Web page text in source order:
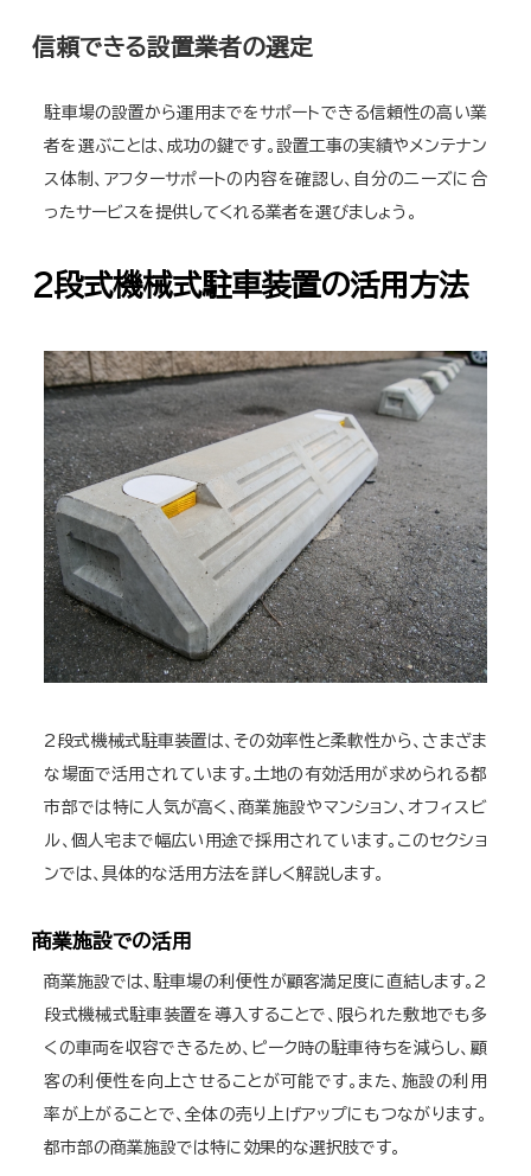
信頼できる設置業者の選定
駐車場の設置から運用までをサポートできる信頼性の高い業
者を選ぶことは、成功の鍵です。設置工事の実績やメンテナン
ス体制、アフターサポートの内容を確認し、自分のニーズに合
ったサービスを提供してくれる業者を選びましょう。
2段式機械式駐車装置の活用方法
2段式機械式駐車装置は、その効率性と柔軟性から、さまざま
な場面で活用されています。土地の有効活用が求められる都
市部では特に人気が高く、商業施設やマンション、オフィスビ
ル、個人宅まで幅広い用途で採用されています。このセクショ
ンでは、具体的な活用方法を詳しく解説します。
商業施設での活用
商業施設では、駐車場の利便性が顧客満足度に直結します。2
段式機械式駐車装置を導入することで、限られた敷地でも多
くの車両を収容できるため、ピーク時の駐車待ちを減らし、顧
客の利便性を向上させることが可能です。また、施設の利用
率が上がることで、全体の売り上げアップにもつながります。
都市部の商業施設では特に効果的な選択肢です。